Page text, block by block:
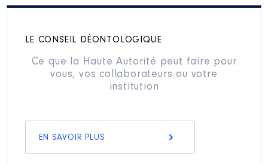
LE CONSEIL DÉONTOLOGIQUE
Ce que la Haute Autorité peut faire pour
vous, vos collaborateurs ou votre
institution
EN SAVOIR PLUS